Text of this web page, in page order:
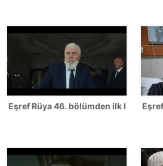
Eşref Rüya 46. bölümden ilk kareler